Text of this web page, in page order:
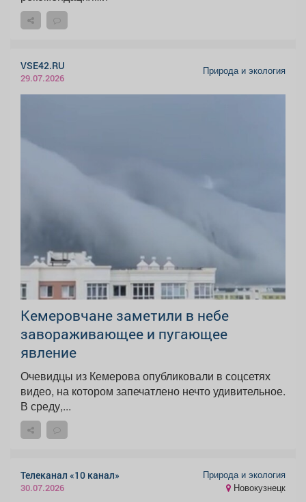
VSE42.RU
29.07.2026
Природа и экология
Кемеровчане заметили в небе
завораживающее и пугающее
явление
Очевидцы из Кемерова опубликовали в соцсетях
видео, на котором запечатлено нечто удивительное.
В среду,...
Телеканал «10 канал»
30.07.2026
Природа и экология
Новокузнецк